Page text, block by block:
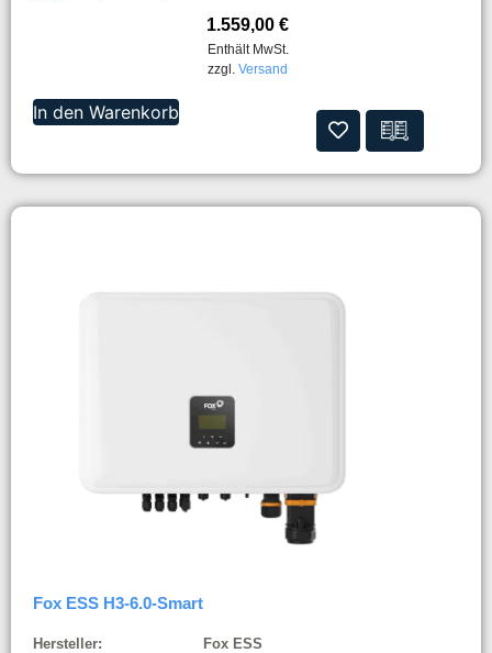
1.559,00 €
Enthält MwSt.
zzgl. Versand
In den Warenkorb
Fox ESS H3-6.0-Smart
Hersteller:
Fox ESS